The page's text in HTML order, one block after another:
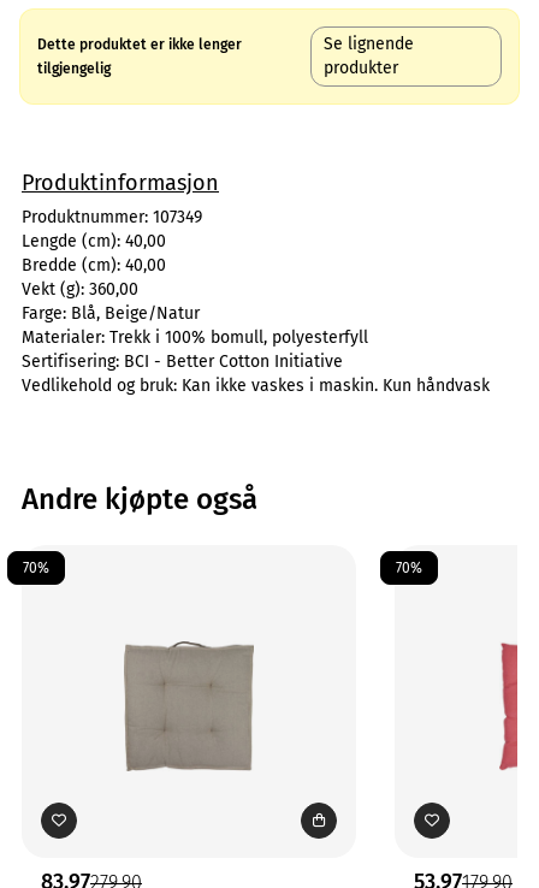
Dette produktet er ikke lenger
tilgjengelig
Se lignende
produkter
Produktinformasjon
Produktnummer: 107349
Lengde (cm): 40,00
Bredde (cm): 40,00
Vekt (g): 360,00
Farge: Blå, Beige/Natur
Materialer: Trekk i 100% bomull, polyesterfyll
Sertifisering: BCI - Better Cotton Initiative
Vedlikehold og bruk: Kan ikke vaskes i maskin. Kun håndvask
Andre kjøpte også
70%
83,97279,90
70%
53,97179,90